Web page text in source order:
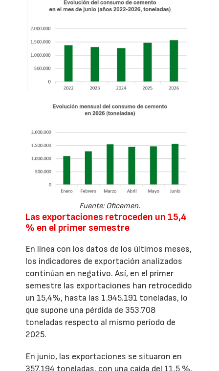
Fuente: Oficemen.
Las exportaciones retroceden un 15,4
% en el primer semestre
En línea con los datos de los últimos meses,
los indicadores de exportación analizados
continúan en negativo. Así, en el primer
semestre las exportaciones han retrocedido
un 15,4%, hasta las 1.945.191 toneladas, lo
que supone una pérdida de 353.708
toneladas respecto al mismo período de
2025.
En junio, las exportaciones se situaron en
357.194 toneladas, con una caída del 11,5 %,